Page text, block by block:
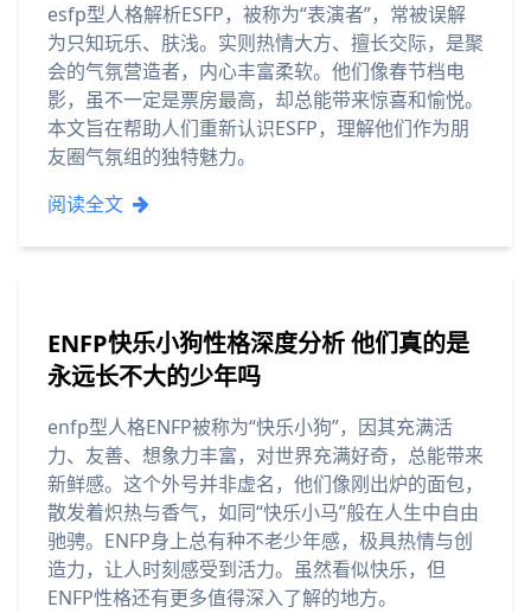
esfp型人格解析ESFP，被称为“表演者”，常被误解
为只知玩乐、肤浅。实则热情大方、擅长交际，是聚
会的气氛营造者，内心丰富柔软。他们像春节档电
影，虽不一定是票房最高，却总能带来惊喜和愉悦。
本文旨在帮助人们重新认识ESFP，理解他们作为朋
友圈气氛组的独特魅力。
阅读全文
ENFP快乐小狗性格深度分析 他们真的是
永远长不大的少年吗
enfp型人格ENFP被称为“快乐小狗”，因其充满活
力、友善、想象力丰富，对世界充满好奇，总能带来
新鲜感。这个外号并非虚名，他们像刚出炉的面包，
散发着炽热与香气，如同“快乐小马”般在人生中自由
驰骋。ENFP身上总有种不老少年感，极具热情与创
造力，让人时刻感受到活力。虽然看似快乐，但
ENFP性格还有更多值得深入了解的地方。